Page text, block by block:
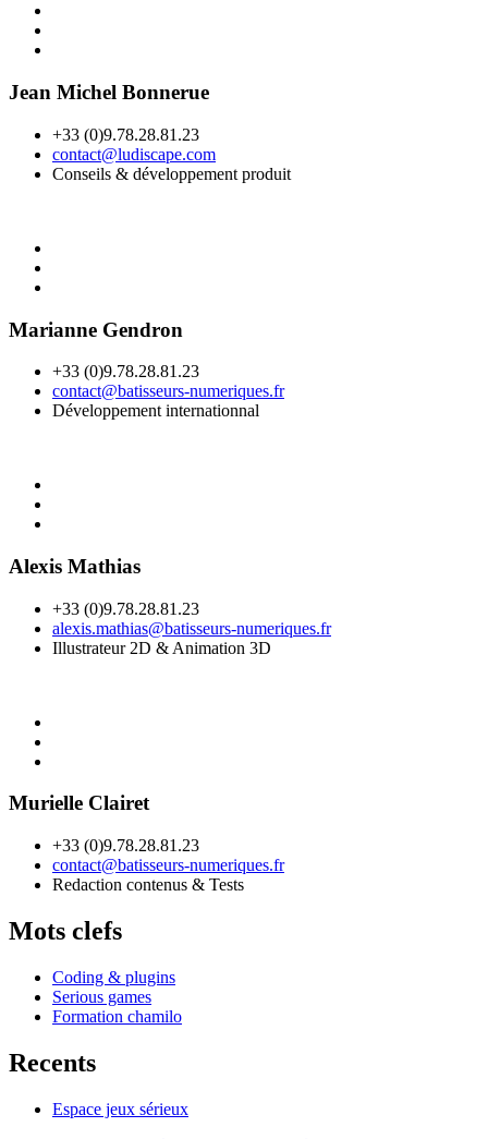
Jean Michel Bonnerue
+33 (0)9.78.28.81.23
contact@ludiscape.com
Conseils & développement produit
Marianne Gendron
+33 (0)9.78.28.81.23
contact@batisseurs-numeriques.fr
Développement internationnal
Alexis Mathias
+33 (0)9.78.28.81.23
alexis.mathias@batisseurs-numeriques.fr
Illustrateur 2D & Animation 3D
Murielle Clairet
+33 (0)9.78.28.81.23
contact@batisseurs-numeriques.fr
Redaction contenus & Tests
Mots clefs
Coding & plugins
Serious games
Formation chamilo
Recents
Espace jeux sérieux